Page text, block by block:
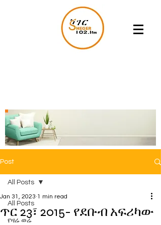
Post
All Posts
የዛሬ ወሬ
All Posts
ጥር 23፣ 2015- የደቡብ አፍሪካው
Jan 31, 2023 1 min read